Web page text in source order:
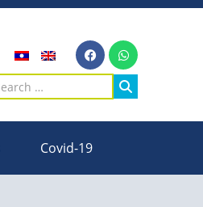
Covid-19